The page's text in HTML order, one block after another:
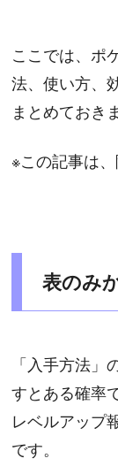
ここでは、ポ
法、使い方、
まとめておき
※この記事は
表のみ
「入手方法
すとある確率
レベルアップ
です。